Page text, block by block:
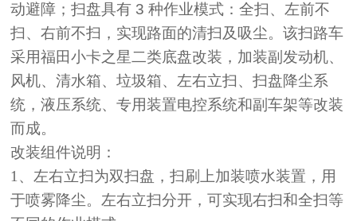
动避障；扫盘具有 3种作业模式：全扫、左前不
扫、右前不扫，实现路面的清扫及吸尘。该扫路车
采用福田小卡之星二类底盘改装，加装副发动机、
风机、清水箱、垃圾箱、左右立扫、扫盘降尘系
统，液压系统、专用装置电控系统和副车架等改装
而成。
改装组件说明：
1、左右立扫为双扫盘，扫刷上加装喷水装置，用
于喷雾降尘。左右立扫分开，可实现右扫和全扫等